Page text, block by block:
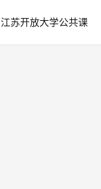
江苏开放大学公共课